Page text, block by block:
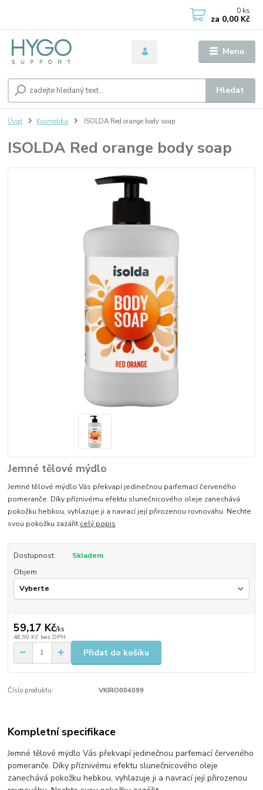
Menu
Hledat
0 ks
za 0,00 Kč
Úvod Kosmetika ISOLDA Red orange body soap
ISOLDA Red orange body soap
Jemné tělové mýdlo
​Jemné tělové mýdlo Vás překvapí jedinečnou parfemací červeného
pomeranče. Díky příznivému efektu slunečnicového oleje zanechává
pokožku hebkou, vyhlazuje ji a navrací její přirozenou rovnováhu. Nechte
svou pokožku zazářit.​celý popis
Dostupnost
Skladem
Objem
59,17 Kč/ks
48,90 Kč bez DPH
Přidat do košíku
Číslo produktu: VKIRO004099
Kompletní specifikace
​Jemné tělové mýdlo Vás překvapí jedinečnou parfemací červeného
pomeranče. Díky příznivému efektu slunečnicového oleje
zanechává pokožku hebkou, vyhlazuje ji a navrací její přirozenou